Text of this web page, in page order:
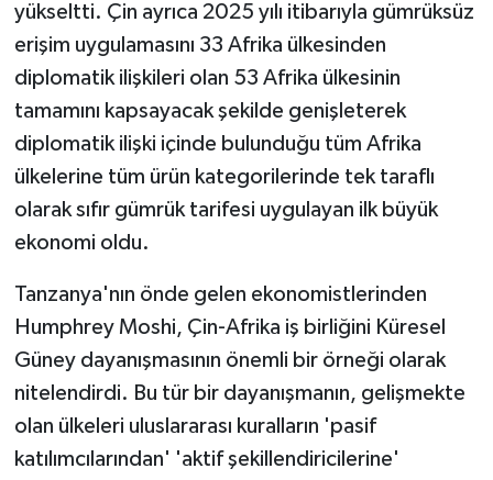
yükseltti. Çin ayrıca 2025 yılı itibarıyla gümrüksüz
erişim uygulamasını 33 Afrika ülkesinden
diplomatik ilişkileri olan 53 Afrika ülkesinin
tamamını kapsayacak şekilde genişleterek
diplomatik ilişki içinde bulunduğu tüm Afrika
ülkelerine tüm ürün kategorilerinde tek taraflı
olarak sıfır gümrük tarifesi uygulayan ilk büyük
ekonomi oldu.
Tanzanya'nın önde gelen ekonomistlerinden
Humphrey Moshi, Çin-Afrika iş birliğini Küresel
Güney dayanışmasının önemli bir örneği olarak
nitelendirdi. Bu tür bir dayanışmanın, gelişmekte
olan ülkeleri uluslararası kuralların 'pasif
katılımcılarından' 'aktif şekillendiricilerine'